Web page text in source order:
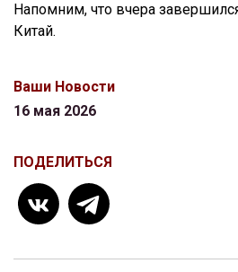
Напомним, что вчера
Китай.
Ваши Новости
16 мая 2026
ПОДЕЛИТЬСЯ